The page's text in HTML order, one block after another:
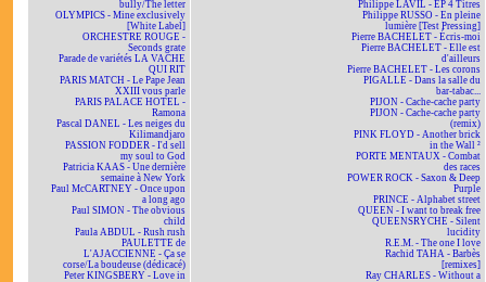
bully/The letter
OLYMPICS - Mine exclusively
[White Label]
ORCHESTRE ROUGE -
Seconds grate
Parade de variétés LA VACHE
QUI RIT
PARIS MATCH - Le Pape Jean
XXIII vous parle
PARIS PALACE HOTEL -
Ramona
Pascal DANEL - Les neiges du
Kilimandjaro
PASSION FODDER - I'd sell
my soul to God
Patricia KAAS - Une dernière
semaine à New York
Paul McCARTNEY - Once upon
a long ago
Paul SIMON - The obvious
child
Paula ABDUL - Rush rush
PAULETTE de
L'AJACCIENNE - Ça se
corse/La boudeuse (dédicacé)
Peter KINGSBERY - Love in
Philippe LAVIL - EP 4 Titres
Philippe RUSSO - En pleine
lumière [Test Pressing]
Pierre BACHELET - Écris-moi
Pierre BACHELET - Elle est
d'ailleurs
Pierre BACHELET - Les corons
PIGALLE - Dans la salle du
bar-tabac...
PIJON - Cache-cache party
PIJON - Cache-cache party
(remix)
PINK FLOYD - Another brick
in the Wall ²
PORTE MENTAUX - Combat
des races
POWER ROCK - Saxon & Deep
Purple
PRINCE - Alphabet street
QUEEN - I want to break free
QUEENSRYCHE - Silent
lucidity
R.E.M. - The one I love
Rachid TAHA - Barbès
[remixes]
Ray CHARLES - Without a